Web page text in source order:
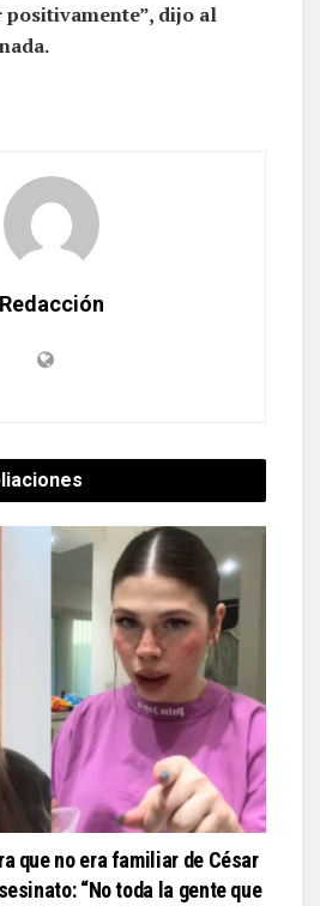
dijo al
Redacción
que no era familiar de César
“No toda la gente que